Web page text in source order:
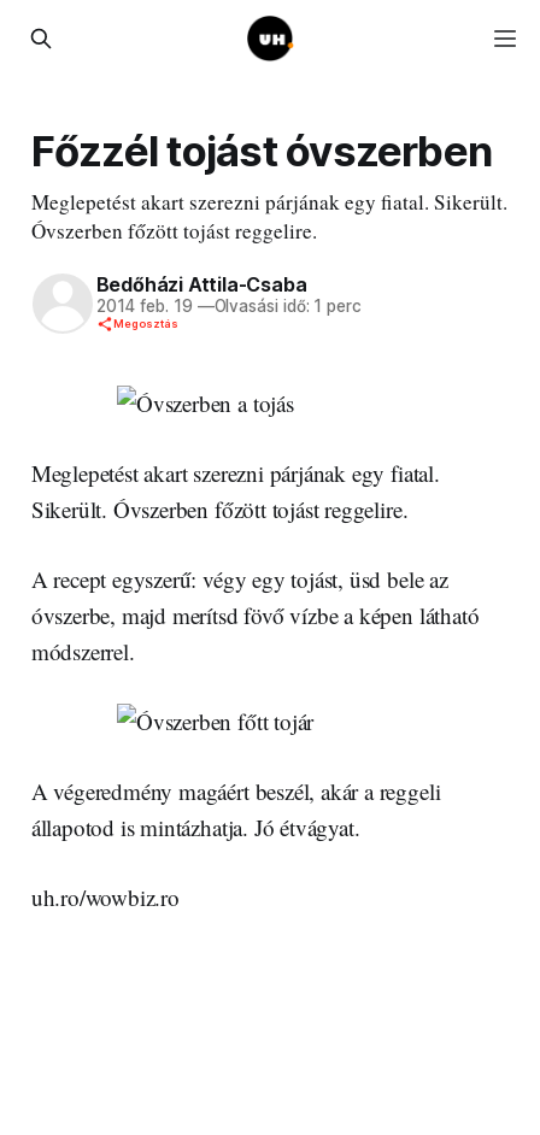
Főzzél tojást óvszerben
Meglepetést akart szerezni párjának egy fiatal. Sikerült.
Óvszerben főzött tojást reggelire.
Bedőházi Attila-Csaba
2014 feb. 19 —Olvasási idő: 1 perc
Megosztás
Meglepetést akart szerezni párjának egy fiatal.
Sikerült. Óvszerben főzött tojást reggelire.
A recept egyszerű: végy egy tojást, üsd bele az
óvszerbe, majd merítsd fövő vízbe a képen látható
módszerrel.
A végeredmény magáért beszél, akár a reggeli
állapotod is mintázhatja. Jó étvágyat.
uh.ro/wowbiz.ro